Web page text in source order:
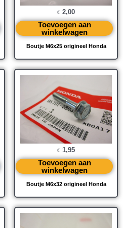
Boutje M6x25 origineel Honda
€ 2,00
Toevoegen aan
winkelwagen
Boutje M6x32 origineel Honda
€ 1,95
Toevoegen aan
winkelwagen